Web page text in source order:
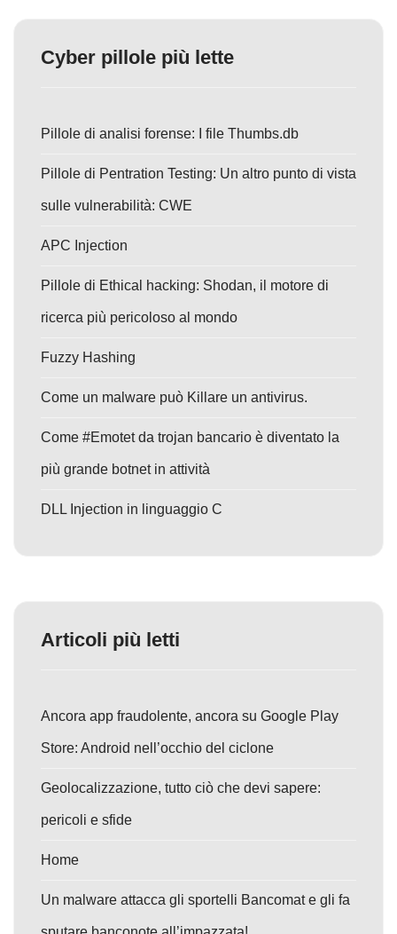
Cyber pillole più lette
Pillole di analisi forense: I file Thumbs.db
Pillole di Pentration Testing: Un altro punto di vista
sulle vulnerabilità: CWE
APC Injection
Pillole di Ethical hacking: Shodan, il motore di
ricerca più pericoloso al mondo
Fuzzy Hashing
Come un malware può Killare un antivirus.
Come #Emotet da trojan bancario è diventato la
più grande botnet in attività
DLL Injection in linguaggio C
Articoli più letti
Ancora app fraudolente, ancora su Google Play
Store: Android nell’occhio del ciclone
Geolocalizzazione, tutto ciò che devi sapere:
pericoli e sfide
Home
Un malware attacca gli sportelli Bancomat e gli fa